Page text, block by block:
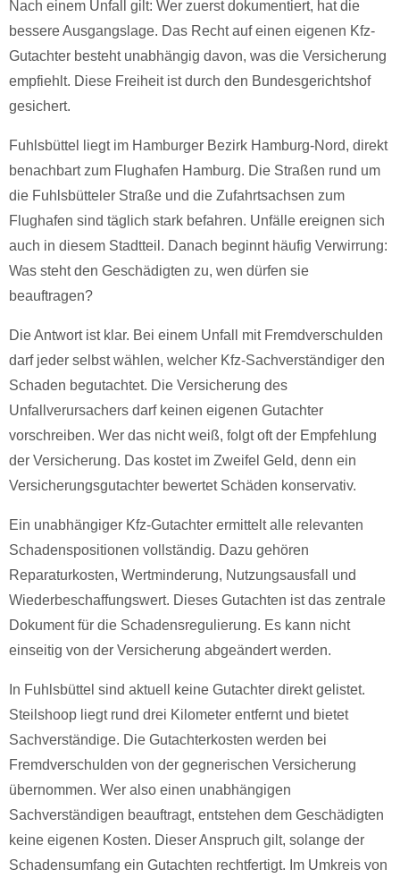
Nach einem Unfall gilt: Wer zuerst dokumentiert, hat die
bessere Ausgangslage. Das Recht auf einen eigenen Kfz-
Gutachter besteht unabhängig davon, was die Versicherung
empfiehlt. Diese Freiheit ist durch den Bundesgerichtshof
gesichert.
Fuhlsbüttel liegt im Hamburger Bezirk Hamburg-Nord, direkt
benachbart zum Flughafen Hamburg. Die Straßen rund um
die Fuhlsbütteler Straße und die Zufahrtsachsen zum
Flughafen sind täglich stark befahren. Unfälle ereignen sich
auch in diesem Stadtteil. Danach beginnt häufig Verwirrung:
Was steht den Geschädigten zu, wen dürfen sie
beauftragen?
Die Antwort ist klar. Bei einem Unfall mit Fremdverschulden
darf jeder selbst wählen, welcher Kfz-Sachverständiger den
Schaden begutachtet. Die Versicherung des
Unfallverursachers darf keinen eigenen Gutachter
vorschreiben. Wer das nicht weiß, folgt oft der Empfehlung
der Versicherung. Das kostet im Zweifel Geld, denn ein
Versicherungsgutachter bewertet Schäden konservativ.
Ein unabhängiger Kfz-Gutachter ermittelt alle relevanten
Schadenspositionen vollständig. Dazu gehören
Reparaturkosten, Wertminderung, Nutzungsausfall und
Wiederbeschaffungswert. Dieses Gutachten ist das zentrale
Dokument für die Schadensregulierung. Es kann nicht
einseitig von der Versicherung abgeändert werden.
In Fuhlsbüttel sind aktuell keine Gutachter direkt gelistet.
Steilshoop liegt rund drei Kilometer entfernt und bietet
Sachverständige. Die Gutachterkosten werden bei
Fremdverschulden von der gegnerischen Versicherung
übernommen. Wer also einen unabhängigen
Sachverständigen beauftragt, entstehen dem Geschädigten
keine eigenen Kosten. Dieser Anspruch gilt, solange der
Schadensumfang ein Gutachten rechtfertigt. Im Umkreis von